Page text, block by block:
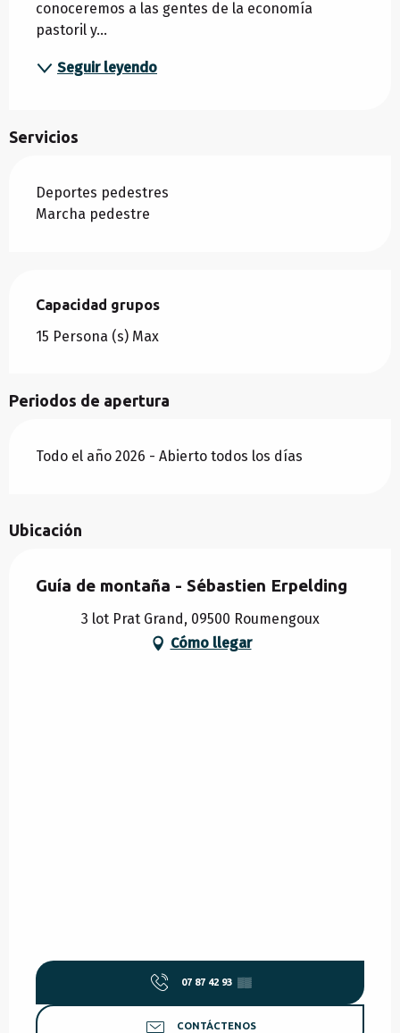
conoceremos a las gentes de la economía
pastoril y...
Seguir leyendo
Servicios
Deportes pedestres
Marcha pedestre
Capacidad grupos
Capacidad grupos
15 Persona (s) Max
Periodos de apertura
Todo el año 2026 - Abierto todos los días
Ubicación
Guía de montaña - Sébastien Erpelding
3 lot Prat Grand, 09500 Roumengoux
Cómo llegar
07 87 42 93 ▒▒
CONTÁCTENOS